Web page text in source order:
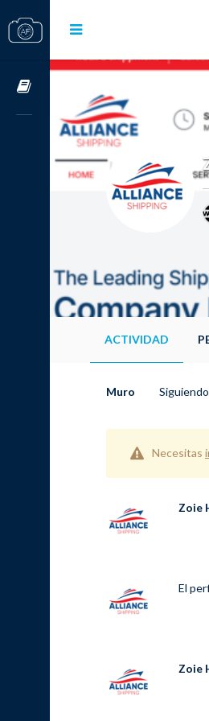
ACTIVIDAD
Muro Siguiendo
Necesitas
Zoie
El
Zoie